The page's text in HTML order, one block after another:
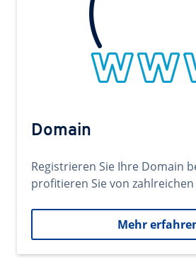
Domain
Registrieren Sie Ihre Domain
profitieren Sie von zahlreichen
Mehr